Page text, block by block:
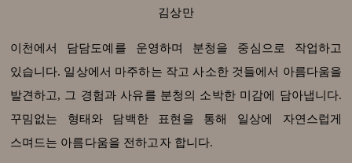
김상만
이천에서 담담도예를 운영하며 분청을 중심으로 작업하고
있습니다. 일상에서 마주하는 작고 사소한 것들에서 아름다움을
발견하고, 그 경험과 사유를 분청의 소박한 미감에 담아냅니다.
꾸밈없는 형태와 담백한 표현을 통해 일상에 자연스럽게
스며드는 아름다움을 전하고자 합니다.